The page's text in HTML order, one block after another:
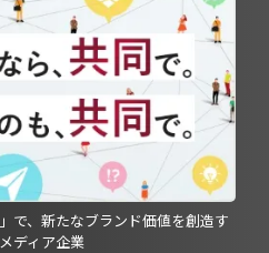
で、新たなブランド価値を創造す
ディア企業